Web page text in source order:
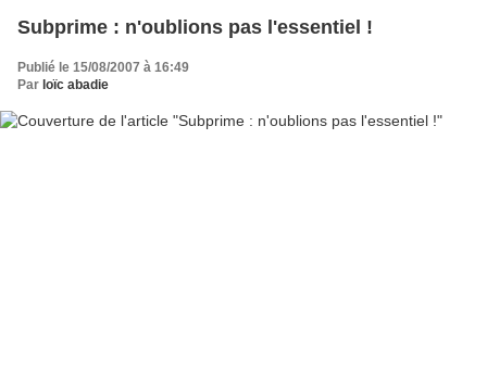
Subprime : n'oublions pas l'essentiel !
Publié le 15/08/2007 à 16:49
Par loïc abadie